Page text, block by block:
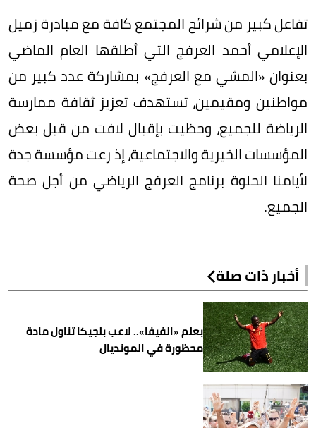
تفاعل كبير من شرائح المجتمع كافة مع مبادرة زميل
الإعلامي أحمد العرفج التي أطلقها العام الماضي
بعنوان «المشي مع العرفج» بمشاركة عدد كبير من
مواطنين ومقيمين، تستهدف تعزيز ثقافة ممارسة
الرياضة للجميع، وحظيت بإقبال لافت من قبل بعض
المؤسسات الخيرية والاجتماعية، إذ رعت مؤسسة جدة
لأيامنا الحلوة برنامج العرفج الرياضي من أجل صحة
الجميع.
أخبار ذات صلة
بعلم «الفيفا».. لاعب بلجيكا تناول مادة
محظورة في المونديال